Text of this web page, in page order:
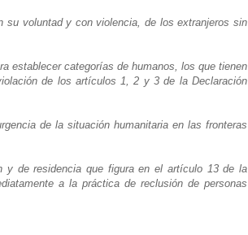
su voluntad y con violencia, de los extranjeros sin
establecer categorías de humanos, los que tienen
de los artículos 1, 2 y 3 de la Declaración
de la situación humanitaria en las fronteras
y de residencia que figura en el artículo 13 de la
a la práctica de reclusión de personas